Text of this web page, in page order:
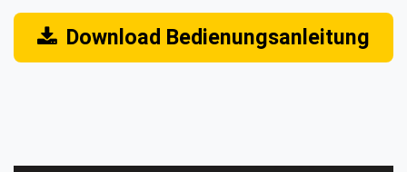
Download Bedienungsanleitung